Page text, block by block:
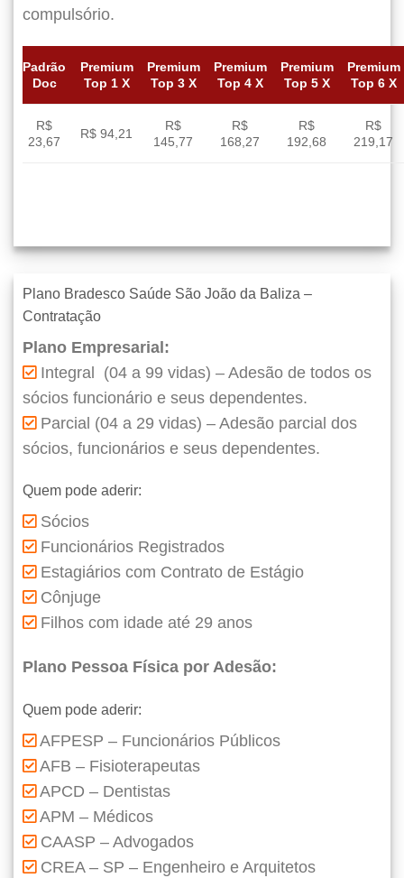
compulsório.
Padrão
Doc
Premium
Top 1 X
Premium
Top 3 X
Premium
Top 4 X
Premium
Top 5 X
Premium
Top 6 X
R$
23,67
R$ 94,21
R$
145,77
R$
168,27
R$
192,68
R$
219,17
Plano Bradesco Saúde São João da Baliza –
Contratação
Plano Empresarial:
Integral (04 a 99 vidas) – Adesão de todos os
sócios funcionário e seus dependentes.
Parcial (04 a 29 vidas) – Adesão parcial dos
sócios, funcionários e seus dependentes.
Quem pode aderir:
Sócios
Funcionários Registrados
Estagiários com Contrato de Estágio
Cônjuge
Filhos com idade até 29 anos
Plano Pessoa Física por Adesão:
Quem pode aderir:
AFPESP – Funcionários Públicos
AFB – Fisioterapeutas
APCD – Dentistas
APM – Médicos
CAASP – Advogados
CREA – SP – Engenheiro e Arquitetos